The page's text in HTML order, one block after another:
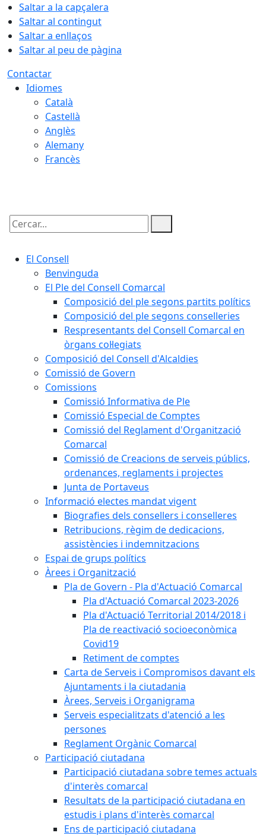
Saltar a la capçalera
Saltar al contingut
Saltar a enllaços
Saltar al peu de pàgina
Contactar
Idiomes
Català
Castellà
Anglès
Alemany
Francès
Cercar:
El Consell
Benvinguda
El Ple del Consell Comarcal
Composició del ple segons partits polítics
Composició del ple segons conselleries
Respresentants del Consell Comarcal en
òrgans col·legiats
Composició del Consell d'Alcaldies
Comissió de Govern
Comissions
Comissió Informativa de Ple
Comissió Especial de Comptes
Comissió del Reglament d'Organització
Comarcal
Comissió de Creacions de serveis públics,
ordenances, reglaments i projectes
Junta de Portaveus
Informació electes mandat vigent
Biografies dels consellers i conselleres
Retribucions, règim de dedicacions,
assistències i indemnitzacions
Espai de grups polítics
Àrees i Organització
Pla de Govern - Pla d'Actuació Comarcal
Pla d'Actuació Comarcal 2023-2026
Pla d'Actuació Territorial 2014/2018 i
Pla de reactivació socioeconòmica
Covid19
Retiment de comptes
Carta de Serveis i Compromisos davant els
Ajuntaments i la ciutadania
Àrees, Serveis i Organigrama
Serveis especialitzats d'atenció a les
persones
Reglament Orgànic Comarcal
Participació ciutadana
Participació ciutadana sobre temes actuals
d'interès comarcal
Resultats de la participació ciutadana en
estudis i plans d'interès comarcal
Ens de participació ciutadana